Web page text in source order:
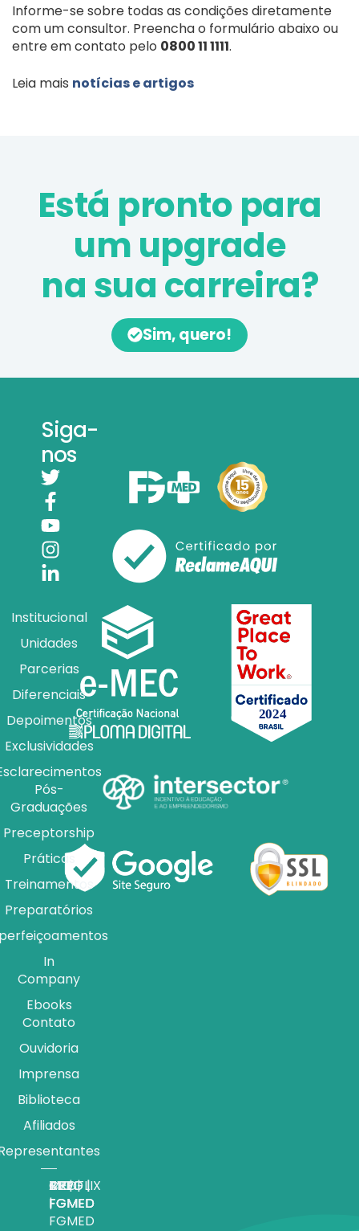
Informe-se sobre todas as condições diretamente
com um consultor. Preencha o formulário abaixo ou
entre em contato pelo 0800 11 1111.
Leia mais notícias e artigos
Está pronto para
um upgrade
na sua carreira?
Sim, quero!
Siga-
nos
Institucional
Unidades
Parcerias
Diferenciais
Depoimentos
Exclusividades
Pós-
Graduações
Preceptorship
Práticas
Treinamentos
Preparatórios
In
Company
Ebooks
Contato
Ouvidoria
Imprensa
Biblioteca
Afiliados
APP |
FGMED
MEDFLIX
|
FGMED
CRED |
FGMED
BLOG |
FGMED
TV |
FGMED